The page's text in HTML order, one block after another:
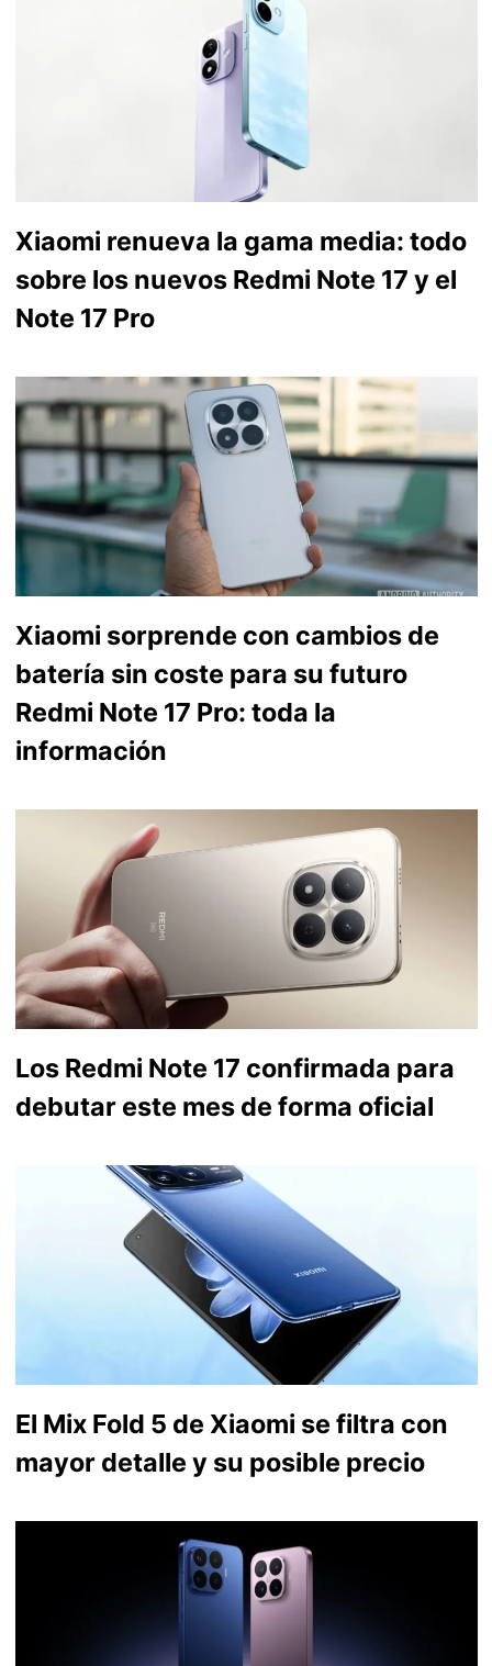
Xiaomi renueva la gama media: todo
sobre los nuevos Redmi Note 17 y el
Note 17 Pro
Xiaomi sorprende con cambios de
batería sin coste para su futuro
Redmi Note 17 Pro: toda la
información
Los Redmi Note 17 confirmada para
debutar este mes de forma oficial
El Mix Fold 5 de Xiaomi se filtra con
mayor detalle y su posible precio